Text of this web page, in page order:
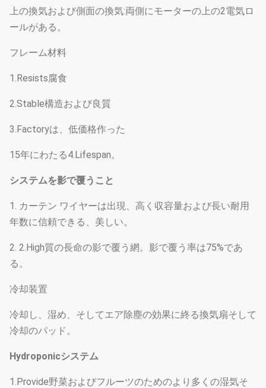
上の換気および側面の換気:両側にモーターの上の2電気ロ
ールがある。
フレーム材料
1.Resists腐食
2.Stable構造および良質
3.Factoryは、低価格作った
15年にわたる4.Lifespan。
システムを影で覆うこと
1. カーテン ワイヤーは出現、高く収容量および長い耐用
年数に信頼できる、美しい。
2. 2.High質の長命の影で覆う網。影で覆う率は75%であ
る。
冷却装置
冷却し、湿め、そしてエア除塵の効果に終る換気扇そして
冷却のパッド。
Hydroponicシステム
1.Provide野菜およびフルーツのためのより多くの湿気そ